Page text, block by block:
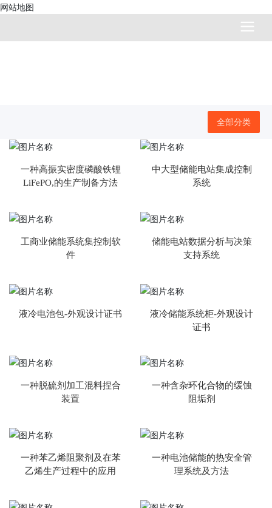
网站地图
全部分类
一种高振实密度磷酸铁锂
LiFePO,的生产制备方法
中大型储能电站集成控制
系统
工商业储能系统集控制软
件
储能电站数据分析与决策
支持系统
液冷电池包-外观设计证书
液冷储能系统柜-外观设计
证书
一种脱硫剂加工混料捏合
装置
一种含杂环化合物的缓蚀
阻垢剂
一种苯乙烯阻聚剂及在苯
乙烯生产过程中的应用
一种电池储能的热安全管
理系统及方法